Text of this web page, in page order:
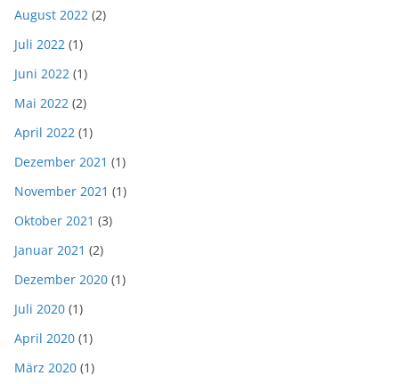
August 2022 (2)
Juli 2022 (1)
Juni 2022 (1)
Mai 2022 (2)
April 2022 (1)
Dezember 2021 (1)
November 2021 (1)
Oktober 2021 (3)
Januar 2021 (2)
Dezember 2020 (1)
Juli 2020 (1)
April 2020 (1)
März 2020 (1)